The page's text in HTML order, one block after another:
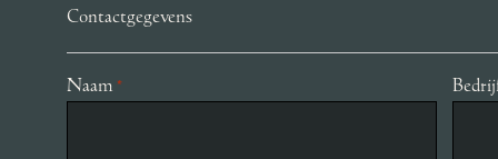
Contactgegevens
Naam *